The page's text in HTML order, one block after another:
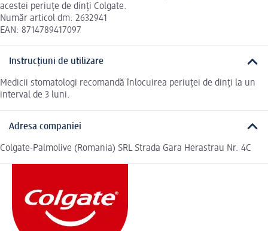
acestei periuțe de dinți Colgate.
Număr articol dm: 2632941
EAN: 8714789417097
Instrucțiuni de utilizare
Medicii stomatologi recomandă înlocuirea periuței de dinți la un
interval de 3 luni.
Adresa companiei
Colgate-Palmolive (Romania) SRL Strada Gara Herastrau Nr. 4C